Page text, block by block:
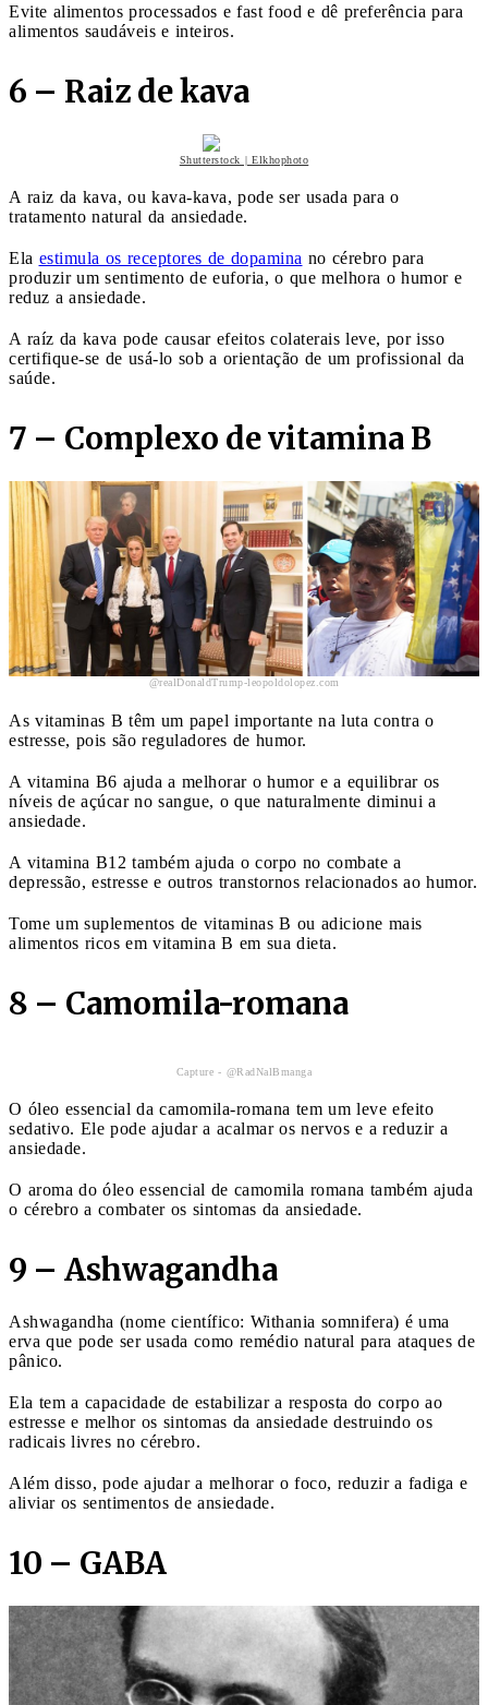
Evite alimentos processados e fast food e dê preferência para
alimentos saudáveis e inteiros.
6 – Raiz de kava
Shutterstock | Elkhophoto
A raiz da kava, ou kava-kava, pode ser usada para o
tratamento natural da ansiedade.
Ela estimula os receptores de dopamina no cérebro para
produzir um sentimento de euforia, o que melhora o humor e
reduz a ansiedade.
A raíz da kava pode causar efeitos colaterais leve, por isso
certifique-se de usá-lo sob a orientação de um profissional da
saúde.
7 – Complexo de vitamina B
@realDonaldTrump-leopoldolopez.com
As vitaminas B têm um papel importante na luta contra o
estresse, pois são reguladores de humor.
A vitamina B6 ajuda a melhorar o humor e a equilibrar os
níveis de açúcar no sangue, o que naturalmente diminui a
ansiedade.
A vitamina B12 também ajuda o corpo no combate a
depressão, estresse e outros transtornos relacionados ao humor.
Tome um suplementos de vitaminas B ou adicione mais
alimentos ricos em vitamina B em sua dieta.
8 – Camomila-romana
Capture - @RadNalBmanga
O óleo essencial da camomila-romana tem um leve efeito
sedativo. Ele pode ajudar a acalmar os nervos e a reduzir a
ansiedade.
O aroma do óleo essencial de camomila romana também ajuda
o cérebro a combater os sintomas da ansiedade.
9 – Ashwagandha
Ashwagandha (nome científico: Withania somnifera) é uma
erva que pode ser usada como remédio natural para ataques de
pânico.
Ela tem a capacidade de estabilizar a resposta do corpo ao
estresse e melhor os sintomas da ansiedade destruindo os
radicais livres no cérebro.
Além disso, pode ajudar a melhorar o foco, reduzir a fadiga e
aliviar os sentimentos de ansiedade.
10 – GABA